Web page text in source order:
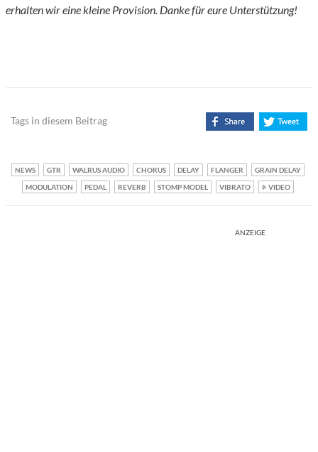
erhalten wir eine kleine Provision. Danke für eure Unterstützung!
Tags in diesem Beitrag
NEWS GTR WALRUS AUDIO CHORUS DELAY FLANGER
GRAIN DELAY
MODULATION
PEDAL REVERB STOMP MODEL VIBRATO VIDEO
ANZEIGE